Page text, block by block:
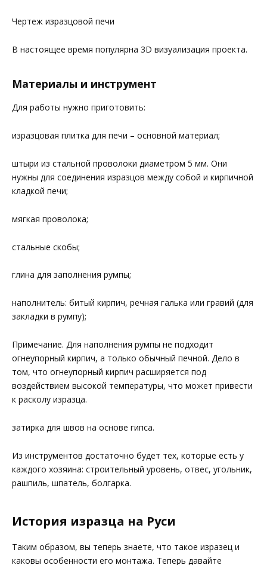
Чертеж изразцовой печи
В настоящее время популярна 3D визуализация проекта.
Материалы и инструмент
Для работы нужно приготовить:
изразцовая плитка для печи – основной материал;
штыри из стальной проволоки диаметром 5 мм. Они
нужны для соединения изразцов между собой и кирпичной
кладкой печи;
мягкая проволока;
стальные скобы;
глина для заполнения румпы;
наполнитель: битый кирпич, речная галька или гравий (для
закладки в румпу);
Примечание. Для наполнения румпы не подходит
огнеупорный кирпич, а только обычный печной. Дело в
том, что огнеупорный кирпич расширяется под
воздействием высокой температуры, что может привести
к расколу изразца.
затирка для швов на основе гипса.
Из инструментов достаточно будет тех, которые есть у
каждого хозяина: строительный уровень, отвес, угольник,
рашпиль, шпатель, болгарка.
История изразца на Руси
Таким образом, вы теперь знаете, что такое изразец и
каковы особенности его монтажа. Теперь давайте